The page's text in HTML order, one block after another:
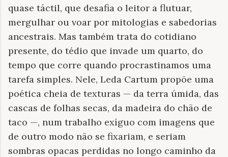
quase táctil, que desafia o leitor a flutuar,
mergulhar ou voar por mitologias e sabedorias
ancestrais. Mas também trata do cotidiano
presente, do tédio que invade um quarto, do
tempo que corre quando procrastinamos uma
tarefa simples. Nele, Leda Cartum propõe uma
poética cheia de texturas — da terra úmida, das
cascas de folhas secas, da madeira do chão de
taco —, num trabalho exíguo com imagens que
de outro modo não se fixariam, e seriam
sombras opacas perdidas no longo caminho da